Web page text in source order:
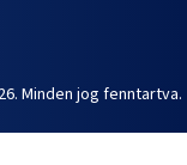
Minden jog fenntartva.